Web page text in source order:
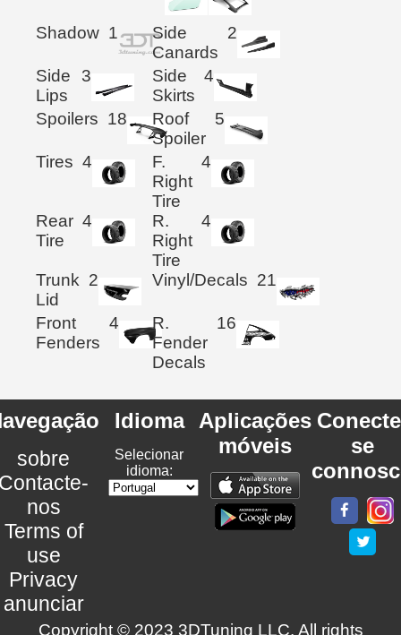
Shadow 1
Side
Canards
2
Side
Lips
3
Side
Skirts
4
Spoilers 18
Roof
Spoiler
5
Tires 4
F.
Right
Tire
4
Rear
Tire
4
R.
Right
Tire
4
Trunk
Lid
2 Vinyl/Decals 21
Front
Fenders
4
R.
Fender
Decals
16
sobre
nos
Terms of
use
Privacy
anunciar
Idioma
Selecionar
idioma:
Aplicações
móveis
se
Copyright © 2023 3DTuning LLC. All rights